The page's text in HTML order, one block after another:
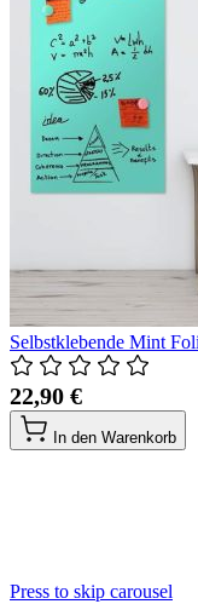
Selbstklebende Mint
22,90 €
In den Warenkorb
Press to skip carousel